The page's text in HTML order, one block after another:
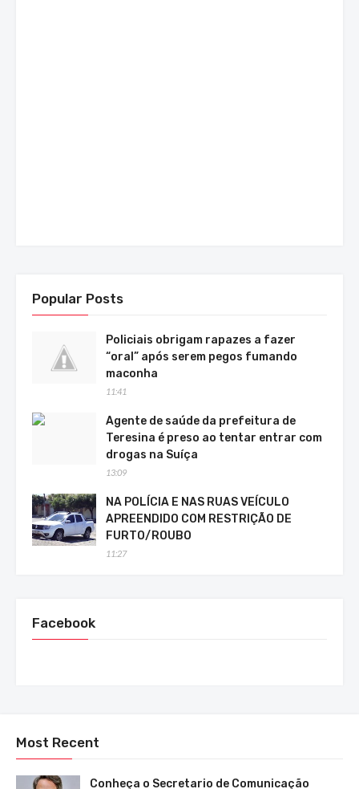
Popular Posts
Policiais obrigam rapazes a fazer
“oral” após serem pegos fumando
maconha
11:41
Agente de saúde da prefeitura de
Teresina é preso ao tentar entrar com
drogas na Suíça
13:09
NA POLÍCIA E NAS RUAS VEÍCULO
APREENDIDO COM RESTRIÇÃO DE
FURTO/ROUBO
11:27
Facebook
Most Recent
Conheça o Secretario de Comunicação